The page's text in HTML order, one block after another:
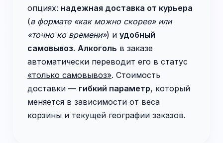
опциях: надежная доставка от курьера
(в формате «как можно скорее» или
«точно ко времени») и удобный
самовывоз. Алкоголь в заказе
автоматически переводит его в статус
«только самовывоз». Стоимость
доставки — гибкий параметр, который
меняется в зависимости от веса
корзины и текущей географии заказов.